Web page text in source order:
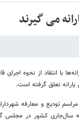
می گیرند
با انتقاد از نحوه اجرای
تعلق گرفته است.
تودیع و معارفه
سال‌جاری کشور در مجلس